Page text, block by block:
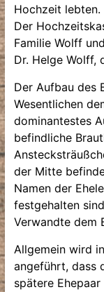
Hochzeit lebten.
Der
Familie Wolff
Dr. Helge Wolff,
Der Aufbau des
Wesentlichen
dominantestes
befindliche
der Mitte
Namen der
festgehalten
Verwandte dem
Allgemein wird
angeführt, dass
spätere